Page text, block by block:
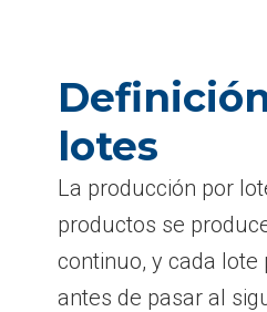
lotes
La producción por
productos se
continuo, y cada
antes de pasar al